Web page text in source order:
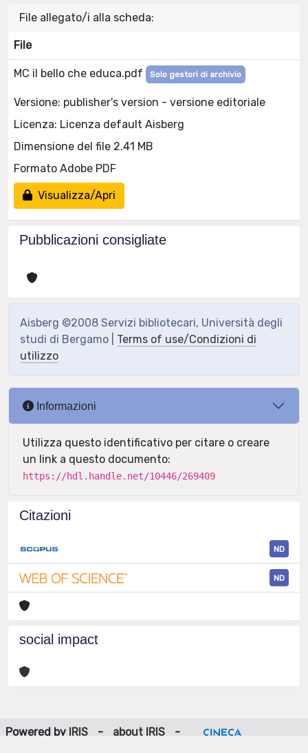
File allegato/i alla scheda:
File
MC il bello che educa.pdf Solo gestori di archivio
Versione: publisher's version - versione editoriale
Licenza: Licenza default Aisberg
Dimensione del file 2.41 MB
Formato Adobe PDF
Visualizza/Apri
Pubblicazioni consigliate
Aisberg ©2008 Servizi bibliotecari, Università degli
studi di Bergamo | Terms of use/Condizioni di
utilizzo
Informazioni
Utilizza questo identificativo per citare o creare
un link a questo documento:
https://hdl.handle.net/10446/269409
Citazioni
ND
ND
social impact
Powered by IRIS - about IRIS
-